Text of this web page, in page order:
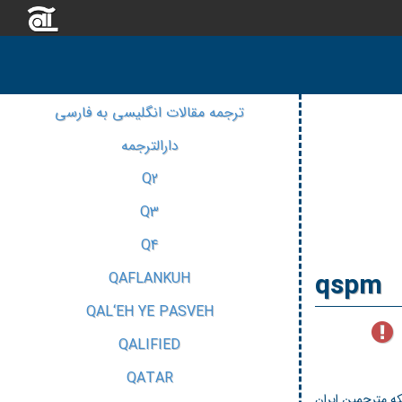
qspm
ترجمه مقالات انگلیسی به فارسی
دارالترجمه
Q2
Q3
Q4
QAFLANKUH
QAL‘EH YE PASVEH
QALIFIED
QATAR